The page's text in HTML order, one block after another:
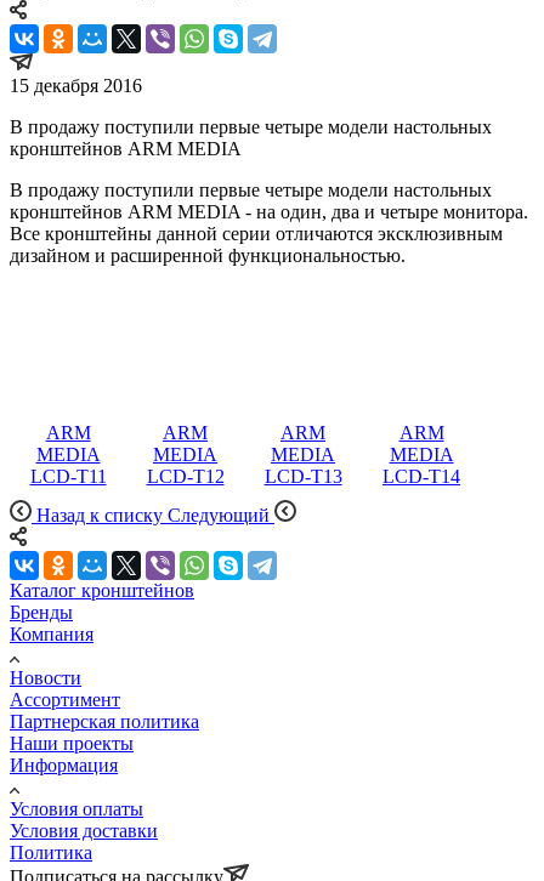
15 декабря 2016
В продажу поступили первые четыре модели настольных
кронштейнов ARM MEDIA
В продажу поступили первые четыре модели настольных
кронштейнов ARM MEDIA - на один, два и четыре монитора.
Все кронштейны данной серии отличаются эксклюзивным
дизайном и расширенной функциональностью.
ARM
MEDIA
LCD-T11
ARM
MEDIA
LCD-T12
ARM
MEDIA
LCD-T13
ARM
MEDIA
LCD-T14
Назад к списку Следующий
Каталог кронштейнов
Бренды
Компания
Новости
Ассортимент
Партнерская политика
Наши проекты
Информация
Условия оплаты
Условия доставки
Политика
Подписаться на рассылку